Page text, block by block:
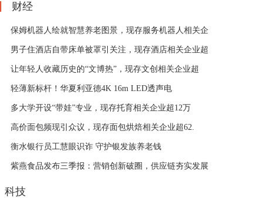
财经
保姆机器人绘就智慧养老图景，现存服务机器人相关企
男子住酒店自带床单被罩引关注，现存酒店相关企业超
让年轻人收藏历史的“文博热”，现存文创相关企业超
轻薄新标杆！华夏利亚德4K 16m LED透声电
多大学开设“带娃”专业，现存托育相关企业超12万
高价面包频现引众议，现存面包烘焙相关企业超62.
衡水银行员工慧眼识诈 守护银发族养老钱
紫燕食品发布三季报：营销创新破圈，供应链夯实发展
科技